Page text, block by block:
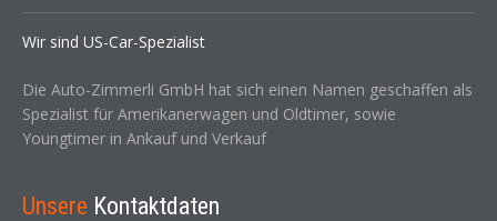
Wir sind US-Car-Spezialist
Die Auto-Zimmerli GmbH hat sich einen Namen geschaffen als
Spezialist für Amerikanerwagen und Oldtimer, sowie
Youngtimer in Ankauf und Verkauf
Unsere Kontaktdaten